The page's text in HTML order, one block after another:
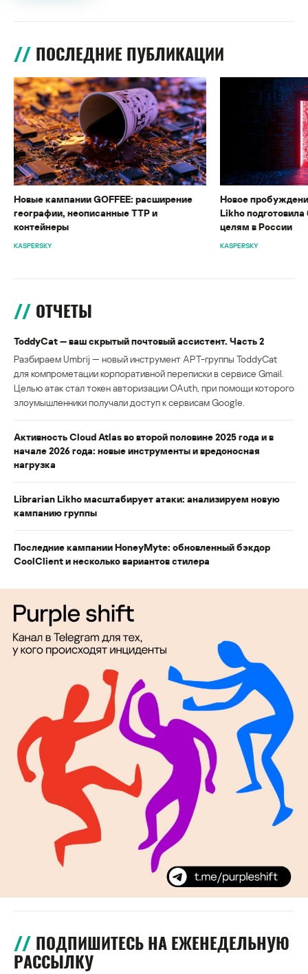
ПОСЛЕДНИЕ ПУБЛИКАЦИИ
Новые кампании GOFFEE: расширение
географии, неописанные TTP и
контейнеры
KASPERSKY
Новое
Likho
целям в России
KASPERSKY
ОТЧЕТЫ
ToddyCat — ваш скрытый почтовый ассистент. Часть 2
Разбираем Umbrij — новый инструмент APT-группы ToddyCat
для компрометации корпоративной переписки в сервисе Gmail.
Целью атак стал токен авторизации OAuth, при помощи которого
злоумышленники получали доступ к сервисам Google.
Активность Cloud Atlas во второй половине 2025 года и в
начале 2026 года: новые инструменты и вредоносная
нагрузка
Librarian Likho масштабирует атаки: анализируем новую
кампанию группы
Последние кампании HoneyMyte: обновленный бэкдор
CoolClient и несколько вариантов стилера
ПОДПИШИТЕСЬ НА ЕЖЕНЕДЕЛЬНУЮ
РАССЫЛКУ